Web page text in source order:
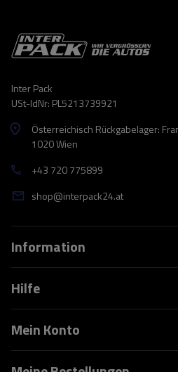
Inter Pack
USt-IdNr: PL5213739921
Österreichisch Rückgabelager:
1020 Wien
+43 720 775899
shop@interpack24.at
Information
Hilfe
Mein Konto